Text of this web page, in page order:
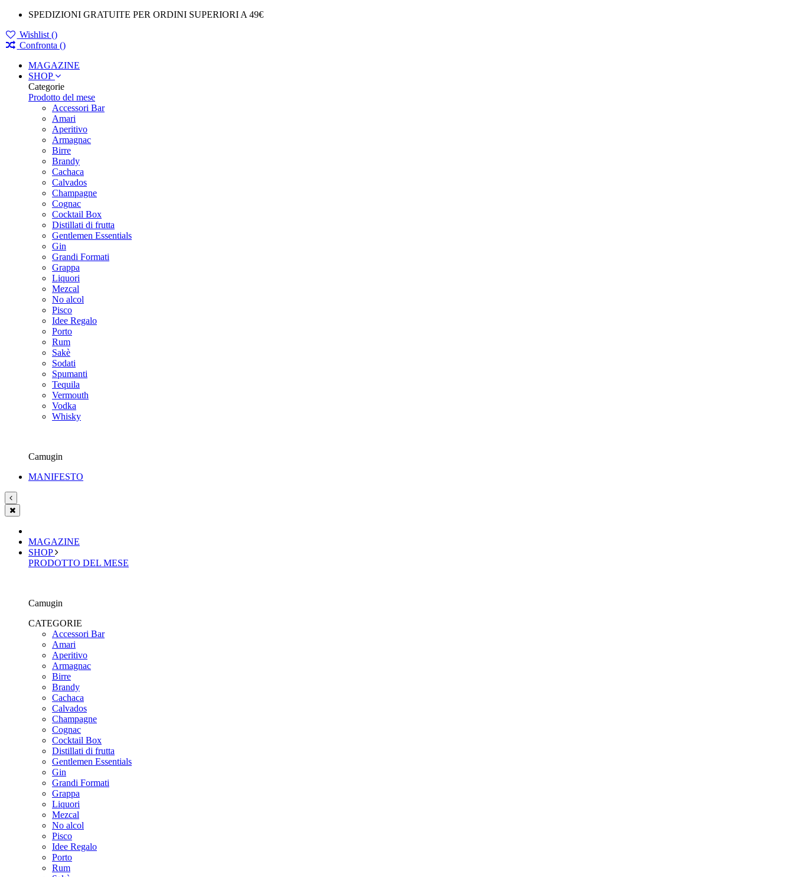
SPEDIZIONI GRATUITE PER ORDINI SUPERIORI A 49€
Wishlist ()
Confronta ()
MAGAZINE
SHOP
Categorie
Prodotto del mese
Accessori Bar
Amari
Aperitivo
Armagnac
Birre
Brandy
Cachaca
Calvados
Champagne
Cognac
Cocktail Box
Distillati di frutta
Gentlemen Essentials
Gin
Grandi Formati
Grappa
Liquori
Mezcal
No alcol
Pisco
Idee Regalo
Porto
Rum
Sakè
Sodati
Spumanti
Tequila
Vermouth
Vodka
Whisky
Camugin
MANIFESTO
MAGAZINE
SHOP
PRODOTTO DEL MESE
Camugin
CATEGORIE
Accessori Bar
Amari
Aperitivo
Armagnac
Birre
Brandy
Cachaca
Calvados
Champagne
Cognac
Cocktail Box
Distillati di frutta
Gentlemen Essentials
Gin
Grandi Formati
Grappa
Liquori
Mezcal
No alcol
Pisco
Idee Regalo
Porto
Rum